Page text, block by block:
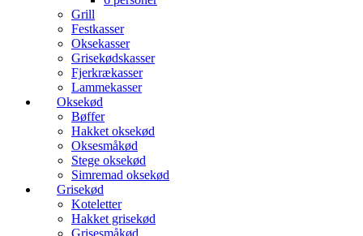
Grill
Festkasser
Oksekasser
Grisekødskasser
Fjerkrækasser
Lammekasser
Oksekød
Bøffer
Hakket oksekød
Oksesmåkød
Stege oksekød
Simremad oksekød
Grisekød
Koteletter
Hakket grisekød
Grisesmåkød